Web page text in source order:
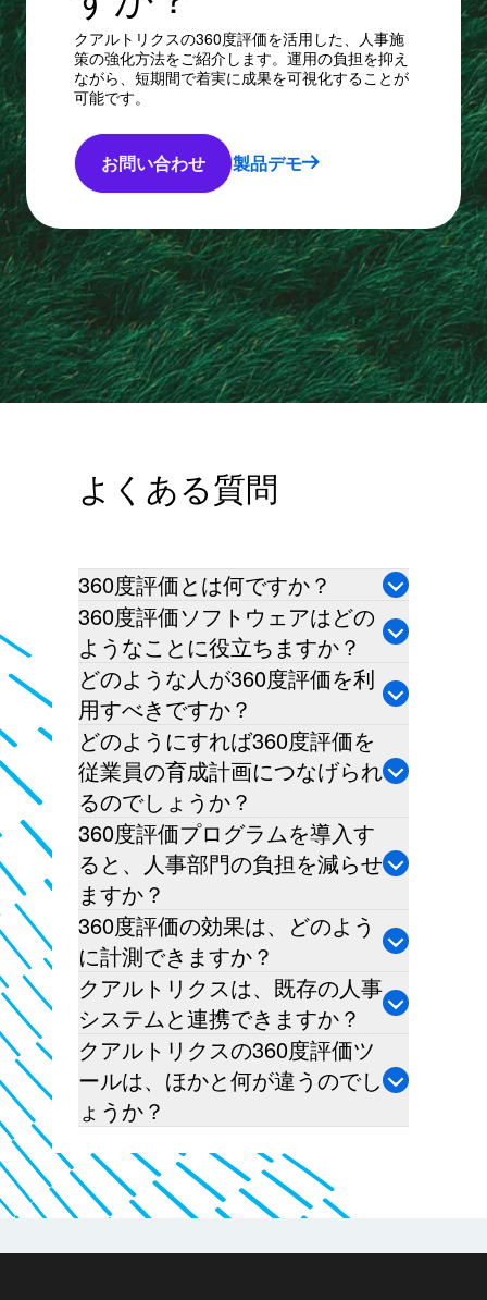
クアルトリクスの360度評価を活用した、人事施
策の強化方法をご紹介します。運用の負担を抑え
ながら、短期間で着実に成果を可視化することが
可能です。
お問い合わせ 製品デモ
よくある質問
360度評価とは何ですか？
360度評価ソフトウェアはどの
ようなことに役立ちますか？
どのような人が360度評価を利
用すべきですか？
どのようにすれば360度評価を
従業員の育成計画につなげられ
るのでしょうか？
360度評価プログラムを導入す
ると、人事部門の負担を減らせ
ますか？
360度評価の効果は、どのよう
に計測できますか？
クアルトリクスは、既存の人事
システムと連携できますか？
クアルトリクスの360度評価ツ
ールは、ほかと何が違うのでし
ょうか？